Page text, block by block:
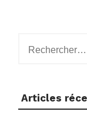
Articles